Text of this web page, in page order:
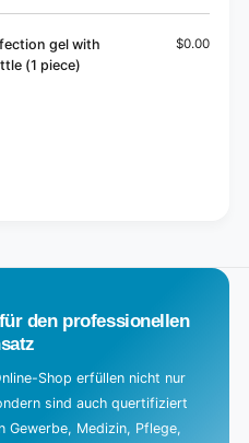
gel with
(1 piece)
$0.00
den professionellen
Shop erfüllen nicht nur
sind auch quertifiziert
Gewerbe, Medizin, Pflege,